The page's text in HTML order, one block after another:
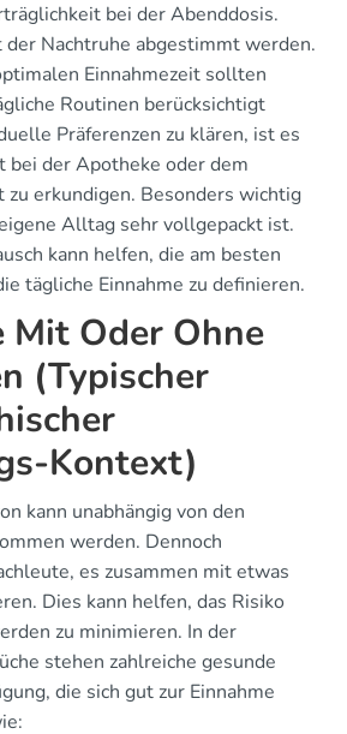
bei der Abenddosis.
Nachtruhe abgestimmt werden.
Einnahmezeit sollten
Routinen berücksichtigt
Präferenzen zu klären, ist es
bei der Apotheke oder dem
zu erkundigen. Besonders wichtig
Alltag sehr vollgepackt ist.
kann helfen, die am besten
tägliche Einnahme zu definieren.
Mit Oder Ohne
(Typischer
Kontext)
kann unabhängig von den
werden. Dennoch
es zusammen mit etwas
Dies kann helfen, das Risiko
zu minimieren. In der
stehen zahlreiche gesunde
die sich gut zur Einnahme